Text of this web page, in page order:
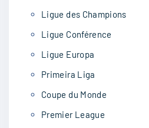
Ligue des Champions
Ligue Conférence
Ligue Europa
Primeira Liga
Coupe du Monde
Premier League